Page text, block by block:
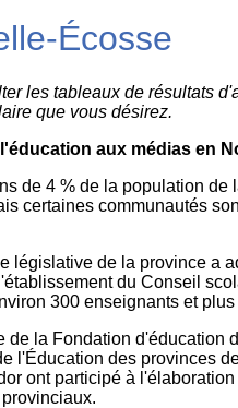
faisons
Rapports
recherche
Jeunes
dans un
branché
Écosse
les tableaux de résultats
que vous désirez.
aux médias en
de 4 % de la population
certaines communautés
législative de la province a
du Conseil
300 enseignants et
de la Fondation d'éducation
l'Éducation des provinces
ont participé à